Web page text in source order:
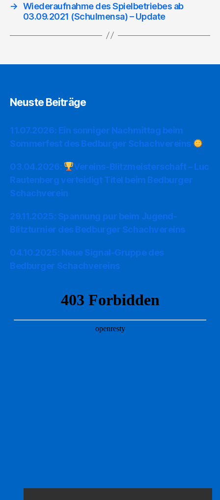
→ Wiederaufnahme des Spielbetriebes ab
03.09.2021 (Schulmensa) – Update
Neuste Beiträge
11.07.2026: Ein sonniger Nachmittag beim
Sommerfest des Bedburger Schachvereins
03.04.2026:
Vereins-Blitzmeisterschaft – Luc
Rautenberg verteidigt Titel beim Bedburger
Schachverein
29.11.2025: Spannung pur beim Jugend-
Blitzturnier des Bedburger Schachvereins
04.10.2025: Neue Signal-Gruppe des
Bedburger Schachvereins